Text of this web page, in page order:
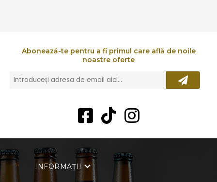
Abonează-te pentru a fi primul care află de noile
noastre oferte
INFORMAȚII